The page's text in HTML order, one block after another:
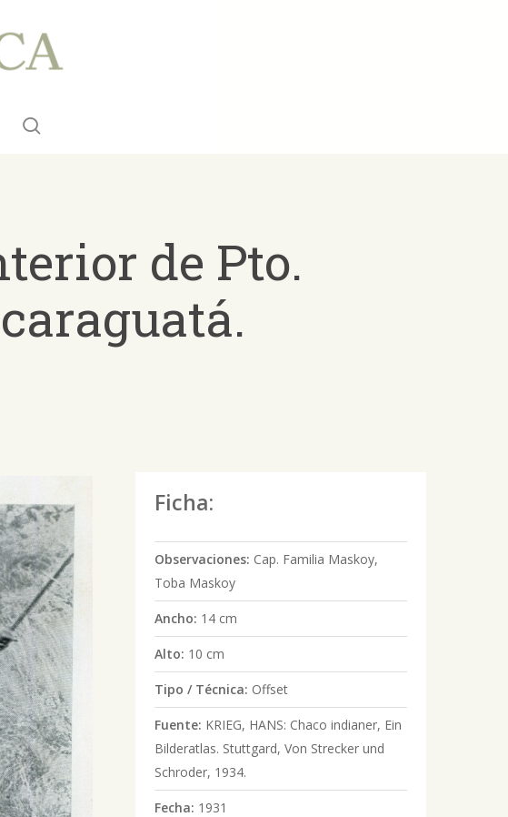
de Pto.
Ficha:
Observaciones: Cap. Familia Maskoy,
Toba Maskoy
Ancho: 14 cm
Alto: 10 cm
Tipo / Técnica: Offset
Fuente: KRIEG, HANS: Chaco indianer, Ein
Bilderatlas. Stuttgard, Von Strecker und
Schroder, 1934.
Fecha: 1931